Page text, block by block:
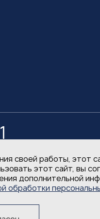
защиты
своей работы, этот
этот сайт, вы
дополнительной
обработки